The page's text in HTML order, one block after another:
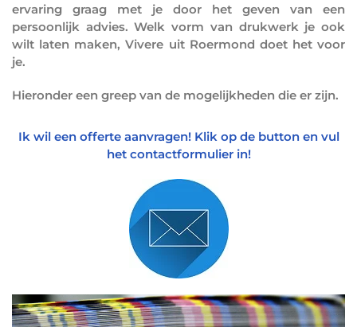
ervaring graag met je door het geven van een
persoonlijk advies. Welk vorm van drukwerk je ook
wilt laten maken, Vivere uit Roermond doet het voor
je.
Hieronder een greep van de mogelijkheden die er zijn.
Ik wil een offerte aanvragen! Klik op de button en vul
het contactformulier in!